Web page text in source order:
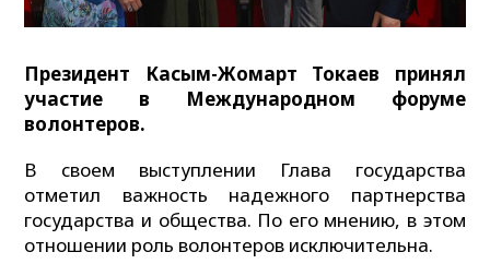
Президент Касым-Жомарт Токаев принял
участие в Международном форуме
волонтеров.
В своем выступлении Глава государства
отметил важность надежного партнерства
государства и общества. По его мнению, в этом
отношении роль волонтеров исключительна.